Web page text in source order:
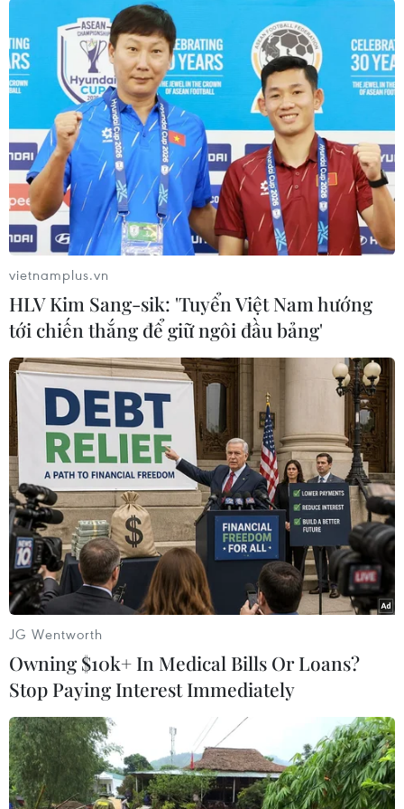
nước Đức này.
Trong khi đó, tại thủ đô Berlin, SPD đứng đầu
với 23%, tiếp theo là CDU với 19% (giảm 2%),
đảng Xanh từ 22% giảm xuống còn 17%, đảng
Cánh tả ổn định ở 12%, FDP 8% và AfD 11%.
Với những kết quả thăm dò mới nhất, có thể xảy
ra kịch bản hình thành liên minh "Jamaica" từ
CDU/CSU-đảng Xanh-FDP, liên minh "nước Đức"
từ CDU/CSU-SPD-FDP, liên minh "đèn đường" từ
SPD-đảng Xanh-FDP hoặc liên minh SPD-đảng
Xanh-đảng Cánh tả.
Ứng cử viên thủ tướng của SPD Olaf Scholz cho
rằng việc hình thành một liên minh cầm quyền
3 đảng không phải là nhiệm vụ khó và ủng hộ
liên minh cầm quyền với FDP sau cuộc bầu cử
Quốc hội.
Ông đánh giá cao mô hình liên minh cầm quyền
hiện nay giữa SPD, đảng Xanh và FDP tại bang
Rheinland-Pfalz, bang hiện do Thủ hiến Malu
Dreyer (SPD) lãnh đạo./.
(TTXVN/Vietnam+)
vietnamplus.vn
HLV Kim Sang-sik: 'Tuyển Việt Nam hướng
tới chiến thắng để giữ ngôi đầu bảng'
JG Wentworth
Owning $10k+ In Medical Bills Or Loans?
Stop Paying Interest Immediately